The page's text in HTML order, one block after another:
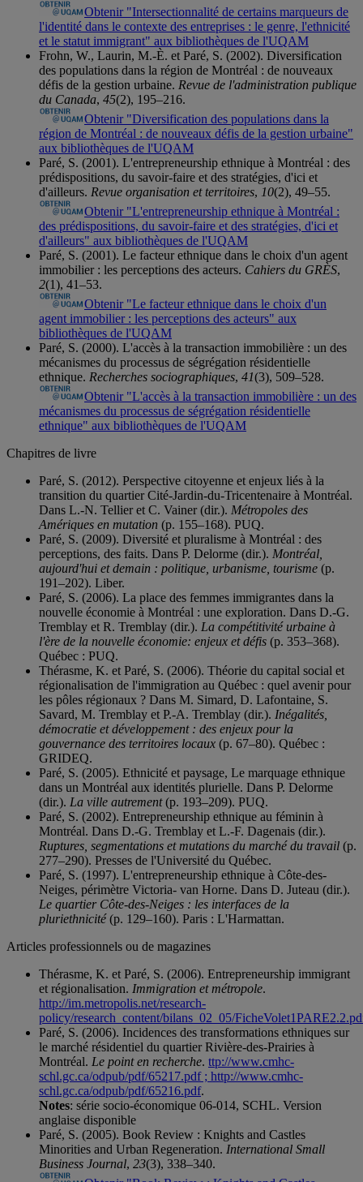
Obtenir "Intersectionnalité de certains marqueurs de
l'identité dans le contexte des entreprises : le genre, l'ethnicité
et le statut immigrant" aux bibliothèques de l'UQAM
Frohn, W., Laurin, M.-È. et Paré, S. (2002). Diversification
des populations dans la région de Montréal : de nouveaux
défis de la gestion urbaine. Revue de l'administration publique
du Canada, 45(2), 195–216.
Obtenir "Diversification des populations dans la
région de Montréal : de nouveaux défis de la gestion urbaine"
aux bibliothèques de l'UQAM
Paré, S. (2001). L'entrepreneurship ethnique à Montréal : des
prédispositions, du savoir-faire et des stratégies, d'ici et
d'ailleurs. Revue organisation et territoires, 10(2), 49–55.
Obtenir "L'entrepreneurship ethnique à Montréal :
des prédispositions, du savoir-faire et des stratégies, d'ici et
d'ailleurs" aux bibliothèques de l'UQAM
Paré, S. (2001). Le facteur ethnique dans le choix d'un agent
immobilier : les perceptions des acteurs. Cahiers du GRÈS,
2(1), 41–53.
Obtenir "Le facteur ethnique dans le choix d'un
agent immobilier : les perceptions des acteurs" aux
bibliothèques de l'UQAM
Paré, S. (2000). L'accès à la transaction immobilière : un des
mécanismes du processus de ségrégation résidentielle
ethnique. Recherches sociographiques, 41(3), 509–528.
Obtenir "L'accès à la transaction immobilière : un des
mécanismes du processus de ségrégation résidentielle
ethnique" aux bibliothèques de l'UQAM
Chapitres de livre
Paré, S. (2012). Perspective citoyenne et enjeux liés à la
transition du quartier Cité-Jardin-du-Tricentenaire à Montréal.
Dans L.-N. Tellier et C. Vainer (dir.). Métropoles des
Amériques en mutation (p. 155–168). PUQ.
Paré, S. (2009). Diversité et pluralisme à Montréal : des
perceptions, des faits. Dans P. Delorme (dir.). Montréal,
aujourd'hui et demain : politique, urbanisme, tourisme (p.
191–202). Liber.
Paré, S. (2006). La place des femmes immigrantes dans la
nouvelle économie à Montréal : une exploration. Dans D.-G.
Tremblay et R. Tremblay (dir.). La compétitivité urbaine à
l'ère de la nouvelle économie: enjeux et défis (p. 353–368).
Québec : PUQ.
Thérasme, K. et Paré, S. (2006). Théorie du capital social et
régionalisation de l'immigration au Québec : quel avenir pour
les pôles régionaux ? Dans M. Simard, D. Lafontaine, S.
Savard, M. Tremblay et P.-A. Tremblay (dir.). Inégalités,
démocratie et développement : des enjeux pour la
gouvernance des territoires locaux (p. 67–80). Québec :
GRIDEQ.
Paré, S. (2005). Ethnicité et paysage, Le marquage ethnique
dans un Montréal aux identités plurielle. Dans P. Delorme
(dir.). La ville autrement(p. 193–209). PUQ.
Paré, S. (2002). Entrepreneurship ethnique au féminin à
Montréal. Dans D.-G. Tremblay et L.-F. Dagenais (dir.).
Ruptures, segmentations et mutations du marché du travail (p.
277–290). Presses de l'Université du Québec.
Paré, S. (1997). L'entrepreneurship ethnique à Côte-des-
Neiges, périmètre Victoria- van Horne. Dans D. Juteau (dir.).
Le quartier Côte-des-Neiges : les interfaces de la
pluriethnicité(p. 129–160). Paris : L'Harmattan.
Articles professionnels ou de magazines
Thérasme, K. et Paré, S. (2006). Entrepreneurship immigrant
et régionalisation. Immigration et métropole.
http://im.metropolis.net/research-
policy/research_content/bilans_02_05/
Paré, S. (2006). Incidences des transformations ethniques sur
le marché résidentiel du quartier Rivière-des-Prairies à
Montréal. Le point en recherche. ttp://www.cmhc-
schl.gc.ca/odpub/pdf/65217.pdf ; http://www.cmhc-
schl.gc.ca/odpub/pdf/65216.pdf.
Notes: série socio-économique 06-014, SCHL. Version
anglaise disponible
Paré, S. (2005). Book Review : Knights and Castles
Minorities and Urban Regeneration. International Small
Business Journal, 23(3), 338–340.